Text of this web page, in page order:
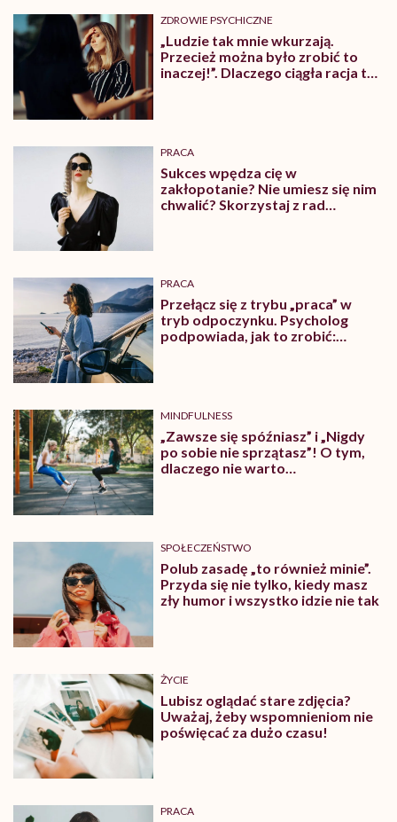
ZDROWIE PSYCHICZNE
„Ludzie tak mnie wkurzają.
Przecież można było zrobić to
inaczej!”. Dlaczego ciągła racja to
PRACA
Sukces wpędza cię w
zakłopotanie? Nie umiesz się nim
chwalić? Skorzystaj z rad
PRACA
Przełącz się z trybu „praca” w
tryb odpoczynku. Psycholog
podpowiada, jak to zrobić:
MINDFULNESS
„Zawsze się spóźniasz” i „Nigdy
po sobie nie sprzątasz”! O tym,
dlaczego nie warto
SPOŁECZEŃSTWO
Polub zasadę „to również minie”.
Przyda się nie tylko, kiedy masz
zły humor i wszystko idzie nie tak
ŻYCIE
Lubisz oglądać stare zdjęcia?
Uważaj, żeby wspomnieniom nie
poświęcać za dużo czasu!
PRACA